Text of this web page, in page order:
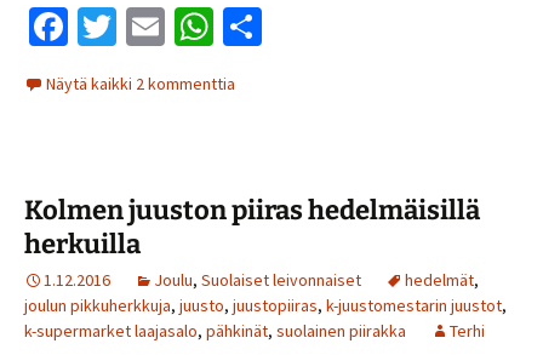
Fa
ce
b
k
T
wi
tt
E
ai
W
h
at
p
Näytä kaikki 2 kommenttia
Kolmen juuston piiras hedelmäisillä
herkuilla
1.12.2016 Joulu, Suolaiset leivonnaiset hedelmät,
joulun pikkuherkkuja, juusto, juustopiiras, k-juustomestarin juustot,
k-supermarket laajasalo, pähkinät, suolainen piirakka Terhi